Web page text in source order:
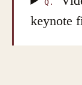
Q.
keynote